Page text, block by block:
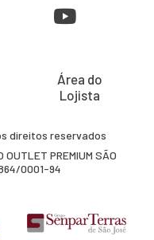
Área do
Lojista
direitos reservados
OUTLET PREMIUM SÃO
0001-94